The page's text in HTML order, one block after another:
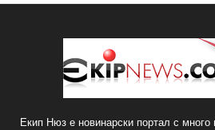
Екип Нюз е новинарски портал с много